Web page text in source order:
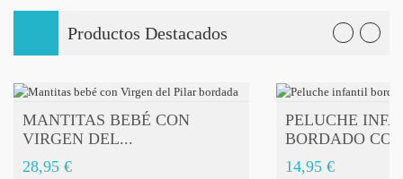
Productos Destacados
COMPRAR
MANTITAS BEBÉ CON
VIRGEN DEL...
28,95 €
COMPRAR
PELUCHE
BORDADO
14,95 €